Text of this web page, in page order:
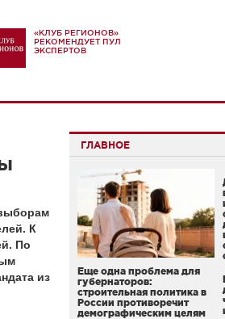
«КЛУБ РЕГИОНОВ»
РЕКОМЕНДУЕТ ПУЛ
ЭКСПЕРТОВ
К
По
из
ГЛАВНОЕ
Еще одна проблема для
губернаторов:
строительная политика в
России противоречит
демографическим целям